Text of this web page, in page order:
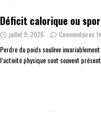
Déficit calorique ou
juillet 9, 2026 Commentaires
Perdre du poids soulève
l’activité physique sont souvent